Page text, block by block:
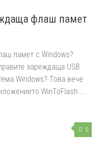
флаш памет
памет с Windows?
зареждаща USB
Windows? Това вече
WinToFlash....
0